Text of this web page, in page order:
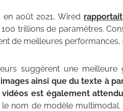
en août 2021, Wired rapportait
trillions de paramètres.
de meilleures
suggèrent une
ainsi que du texte à
est également
nom de modèle multimodal.